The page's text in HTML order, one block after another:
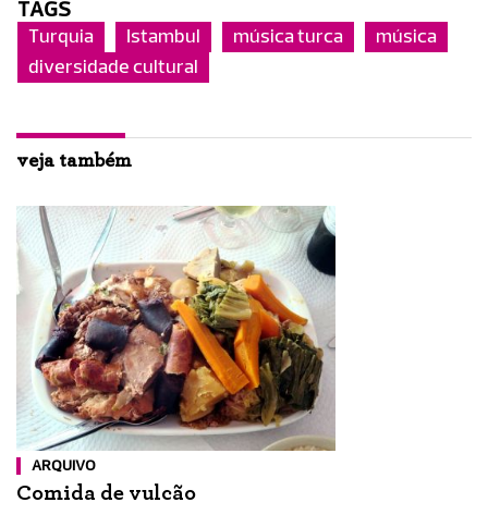
TAGS
Turquia Istambul música turca
música
diversidade cultural
veja também
ARQUIVO
Comida de vulcão